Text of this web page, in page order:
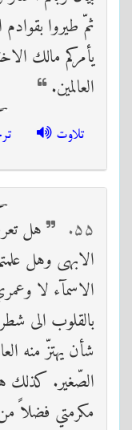
ثمّ طيروا
يأمركم مالك
العالمين.
تلاوت
۵۵
هل
الابهى وهل
الاسمآء لا
بالقلوب الى
شأن يهتزّ منه
الصّغير. كذلك
مكرمتي فضلاً